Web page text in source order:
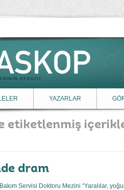
YAZARLAR
etiketlenmiş
dram
Servisi Doktoru Mezini “Yaralılar,